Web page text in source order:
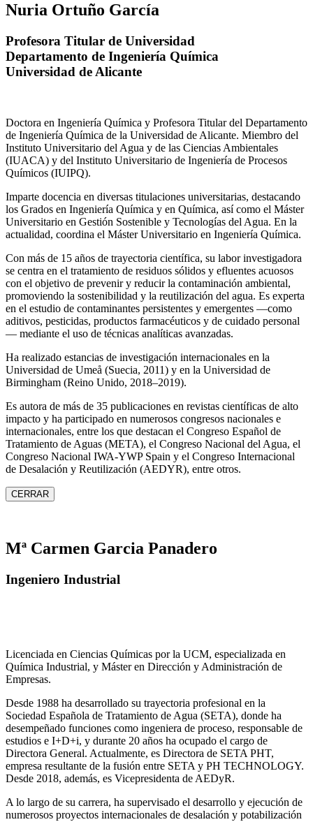
Nuria Ortuño García
Profesora Titular de Universidad
Departamento de Ingeniería Química
Universidad de Alicante
Doctora en Ingeniería Química y Profesora Titular del Departamento
de Ingeniería Química de la Universidad de Alicante. Miembro del
Instituto Universitario del Agua y de las Ciencias Ambientales
(IUACA) y del Instituto Universitario de Ingeniería de Procesos
Químicos (IUIPQ).
Imparte docencia en diversas titulaciones universitarias, destacando
los Grados en Ingeniería Química y en Química, así como el Máster
Universitario en Gestión Sostenible y Tecnologías del Agua. En la
actualidad, coordina el Máster Universitario en Ingeniería Química.
Con más de 15 años de trayectoria científica, su labor investigadora
se centra en el tratamiento de residuos sólidos y efluentes acuosos
con el objetivo de prevenir y reducir la contaminación ambiental,
promoviendo la sostenibilidad y la reutilización del agua. Es experta
en el estudio de contaminantes persistentes y emergentes —como
aditivos, pesticidas, productos farmacéuticos y de cuidado personal
— mediante el uso de técnicas analíticas avanzadas.
Ha realizado estancias de investigación internacionales en la
Universidad de Umeå (Suecia, 2011) y en la Universidad de
Birmingham (Reino Unido, 2018–2019).
Es autora de más de 35 publicaciones en revistas científicas de alto
impacto y ha participado en numerosos congresos nacionales e
internacionales, entre los que destacan el Congreso Español de
Tratamiento de Aguas (META), el Congreso Nacional del Agua, el
Congreso Nacional IWA‑YWP Spain y el Congreso Internacional
de Desalación y Reutilización (AEDYR), entre otros.
CERRAR
Mª Carmen Garcia Panadero
Ingeniero Industrial
Licenciada en Ciencias Químicas por la UCM, especializada en
Química Industrial, y Máster en Dirección y Administración de
Empresas.
Desde 1988 ha desarrollado su trayectoria profesional en la
Sociedad Española de Tratamiento de Agua (SETA), donde ha
desempeñado funciones como ingeniera de proceso, responsable de
estudios e I+D+i, y durante 20 años ha ocupado el cargo de
Directora General. Actualmente, es Directora de SETA PHT,
empresa resultante de la fusión entre SETA y PH TECHNOLOGY.
Desde 2018, además, es Vicepresidenta de AEDyR.
A lo largo de su carrera, ha supervisado el desarrollo y ejecución de
numerosos proyectos internacionales de desalación y potabilización